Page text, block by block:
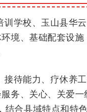
学校、玉山县华
境、基础配套设
待能力、疗休养
务、关心、关爱
合县域特点和特